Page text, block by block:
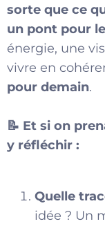
sorte que ce
un pont pour
énergie, une
vivre en
pour demain.
📝 Et si on
y réfléchir :
Quelle
idée ? Un